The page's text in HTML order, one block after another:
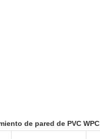
de pared de PVC WPC